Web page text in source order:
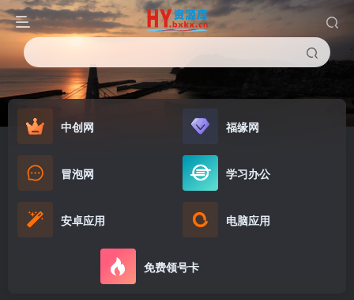
中创网 福缘网
冒泡网 学习办公
安卓应用 电脑应用
免费领号卡